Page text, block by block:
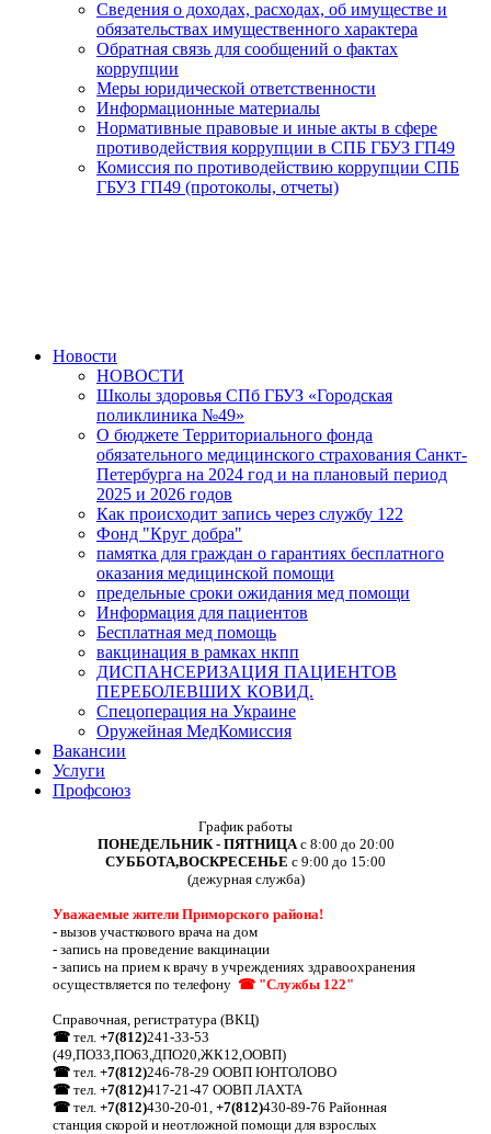
Сведения о доходах, расходах, об имуществе и
обязательствах имущественного характера
Обратная связь для сообщений о фактах
коррупции
Меры юридической ответственности
Информационные материалы
Нормативные правовые и иные акты в сфере
противодействия коррупции в СПБ ГБУЗ ГП49
Комиссия по противодействию коррупции СПБ
ГБУЗ ГП49 (протоколы, отчеты)
Новости
НОВОСТИ
Школы здоровья СПб ГБУЗ «Городская
поликлиника №49»
О бюджете Территориального фонда
обязательного медицинского страхования Санкт-
Петербурга на 2024 год и на плановый период
2025 и 2026 годов
Как происходит запись через службу 122
Фонд "Круг добра"
памятка для граждан о гарантиях бесплатного
оказания медицинской помощи
предельные сроки ожидания мед помощи
Информация для пациентов
Бесплатная мед помощь
вакцинация в рамках нкпп
ДИСПАНСЕРИЗАЦИЯ ПАЦИЕНТОВ
ПЕРЕБОЛЕВШИХ КОВИД.
Спецоперация на Украине
Оружейная МедКомиссия
Вакансии
Услуги
Профсоюз
График работы
ПОНЕДЕЛЬНИК - ПЯТНИЦА с 8:00 до 20:00
СУББОТА,ВОСКРЕСЕНЬЕ с 9:00 до 15:00
(дежурная служба)
Уважаемые жители Приморского района!
- вызов участкового врача на дом
- запись на проведение вакцинации
- запись на прием к врачу в учреждениях здравоохранения
осуществляется по телефону ☎ "Службы 122"
Справочная, регистратура (ВКЦ)
☎ тел. +7(812)241-33-53
(49,ПО33,ПО63,ДПО20,ЖК12,ООВП)
☎ тел. +7(812)246-78-29 ООВП ЮНТОЛОВО
☎ тел. +7(812)417-21-47 ООВП ЛАХТА
☎ тел. +7(812)430-20-01, +7(812)430-89-76 Районная
станция скорой и неотложной помощи для взрослых